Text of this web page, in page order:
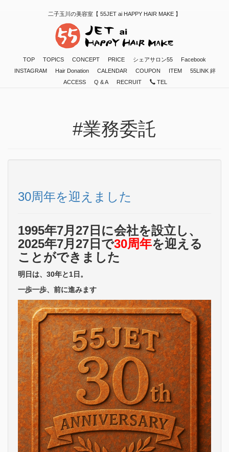
二子玉川の美容室【 55JET ai HAPPY HAIR MAKE 】
TOP TOPICS CONCEPT PRICE シェアサロン55
Facebook
INSTAGRAM
Hair Donation CALENDAR COUPON ITEM
55LINK 絆
ACCESS
Q & A RECRUIT TEL
#業務委託
30周年を迎えました
1995年7月27日に会社を設立し、
2025年7月27日で30周年を迎える
ことができました
明日は、30年と1日。
一歩一歩、前に進みます